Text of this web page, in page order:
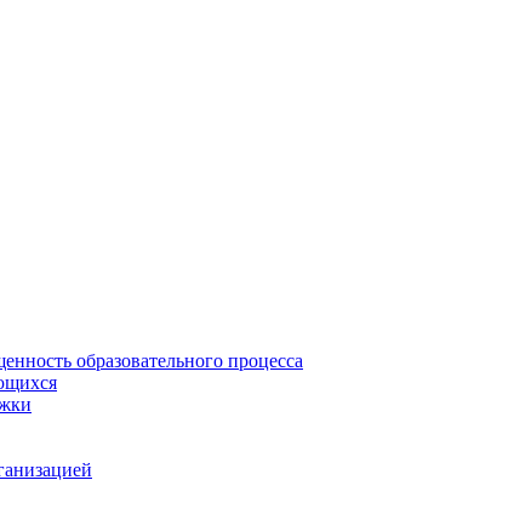
образовательного процесса